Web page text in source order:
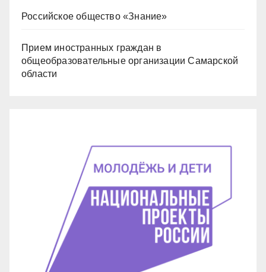
Российское общество «Знание»
Прием иностранных граждан в
общеобразовательные организации Самарской
области